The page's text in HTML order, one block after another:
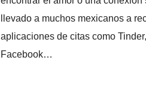
llevado a muchos mexicanos a
aplicaciones de citas como
Facebook…